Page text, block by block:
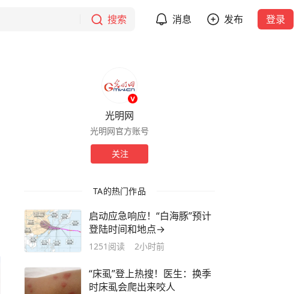
搜索 消息 发布 登录
光明网
光明网官方账号
关注
TA的热门作品
启动应急响应！“白海豚”预计
登陆时间和地点→
1251 阅读 2小时前
“床虱”登上热搜！医生：换季
时床虱会爬出来咬人